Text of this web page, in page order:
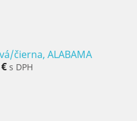
čierna, ALABAMA
s DPH